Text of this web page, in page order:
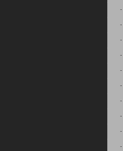
-
-
-
-
-
-
-
-
-
-